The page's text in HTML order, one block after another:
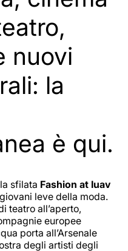
nuovi
la
è qui.
sfilata Fashion at Iuav
leve della moda.
teatro all’aperto,
europee
porta all’Arsenale
degli artisti degli